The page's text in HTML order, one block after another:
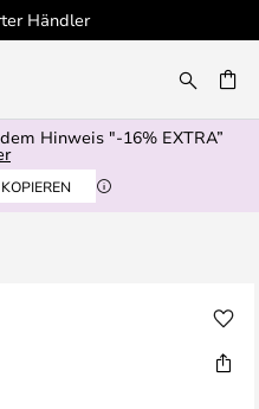
Händler
Hinweis "-16% EXTRA”
KOPIEREN